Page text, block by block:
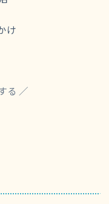
け
る